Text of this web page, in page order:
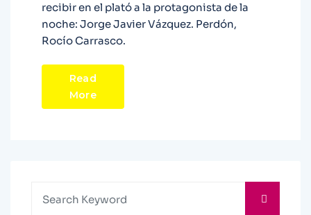
recibir en el plató a la protagonista de la
noche: Jorge Javier Vázquez. Perdón,
Rocío Carrasco.
Read
More